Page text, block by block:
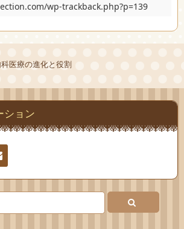
wp-trackback.php?p=139
医療の進化と役割
ション